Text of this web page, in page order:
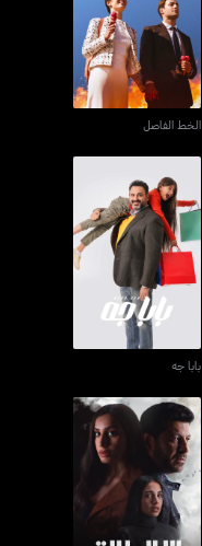
الخط الفاصل
الخط الفاصل
بابا جه
إلا الطلاق